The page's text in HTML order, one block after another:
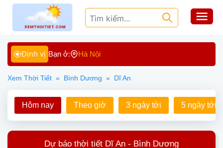
Định vị Bạn ở: Hà Nội
Xem Thời Tiết » Bình Dương » Dĩ An
Hôm nay Theo giờ 3 ngày tới 5 ngày tới
Dự báo thời tiết Dĩ An - Bình Dương